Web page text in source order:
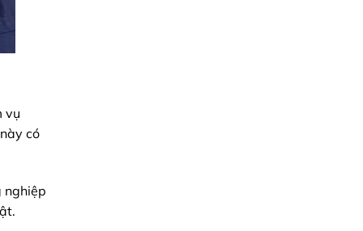
vụ
có
nghiệp